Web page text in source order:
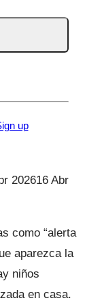
en
202616 Abr
como “alerta
aparezca la
niños
en casa.
up